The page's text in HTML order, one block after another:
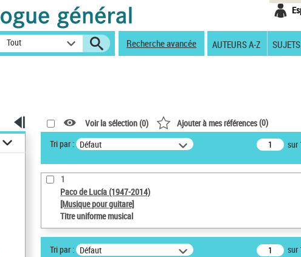
Tout Recherche avancée AUTEURS A-Z
Voir la sélection (0) Ajouter à mes références(0)
Tri par : Défaut sur
1
Paco de Lucía (1947-2014)
[Musique pour guitare]
Titre uniforme musical
Tri par : Défaut sur